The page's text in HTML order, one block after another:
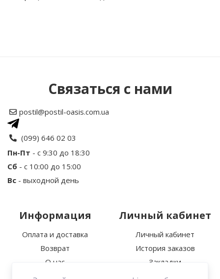
Рейтинг
Ваш отзыв
Примечание:
HTML разметка не
поддерживается! Используйте обычный текст.
Связаться с нами
postil@postil-oasis.com.ua
(099) 646 02 03
Пн-Пт - с 9:30 до 18:30
Сб - с 10:00 до 15:00
Вс - выходной день
Информация
Оплата и доставка
Возврат
О нас
Политика
Личный кабинет
Личный кабинет
История заказов
Закладки